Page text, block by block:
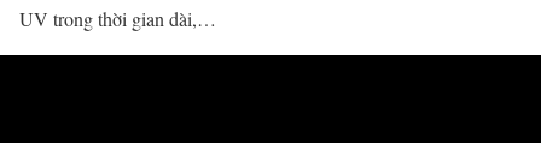
UV trong thời gian dài,…